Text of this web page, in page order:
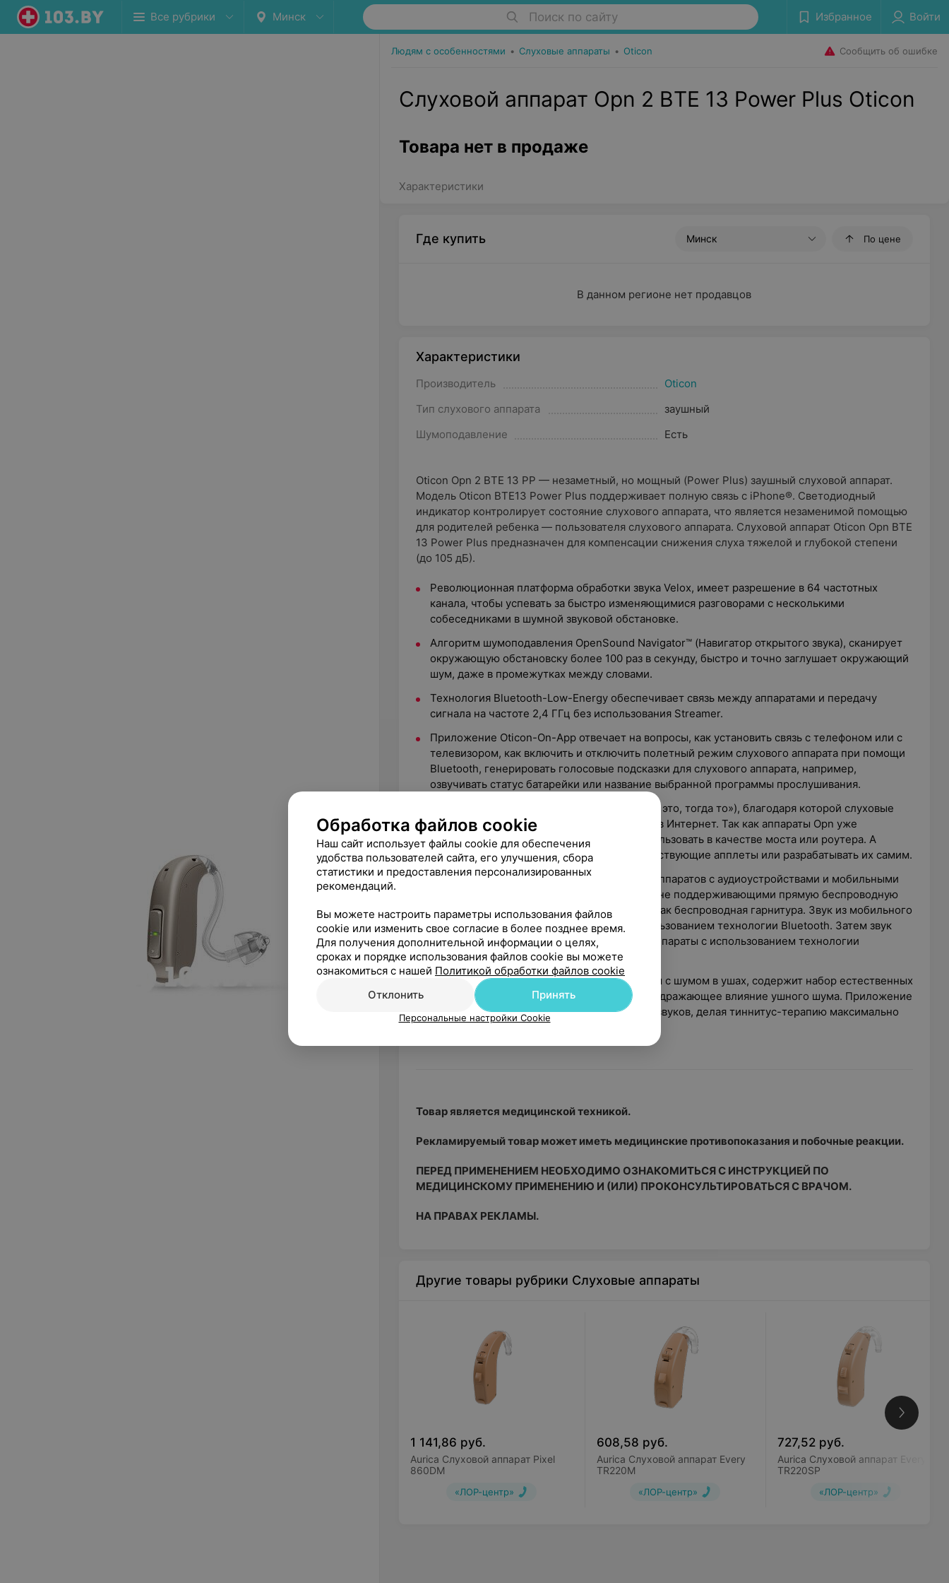
Все рубрики Минск Поиск по сайту Избранное Войти
Людям с особенностями • Слуховые аппараты • Oticon Сообщить об ошибке
Слуховой аппарат Opn 2 BTE 13 Power Plus Oticon
Товара нет в продаже
Характеристики
Где купить Минск По цене
В данном регионе нет продавцов
Характеристики
Производитель
Oticon
Тип слухового аппарата
заушный
Шумоподавление
Есть
Oticon Opn 2 BTE 13 PP — незаметный, но мощный (Power Plus) заушный слуховой аппарат.
Модель Oticon BTE13 Power Plus поддерживает полную связь с iPhone®. Светодиодный
индикатор контролирует состояние слухового аппарата, что является незаменимой помощью
для родителей ребенка — пользователя слухового аппарата. Слуховой аппарат Oticon Opn BTE
13 Power Plus предназначен для компенсации снижения слуха тяжелой и глубокой степени
(до 105 дБ).
Революционная платформа обработки звука Velox, имеет разрешение в 64 частотных
канала, чтобы успевать за быстро изменяющимися разговорами с несколькими
собеседниками в шумной звуковой обстановке.
Алгоритм шумоподавления OpenSound Navigator™ (Навигатор открытого звука), сканирует
окружающую обстановску более 100 раз в секунду, быстро и точно заглушает окружающий
шум, даже в промежутках между словами.
Технология Bluetooth-Low-Energy обеспечивает связь между аппаратами и передачу
сигнала на частоте 2,4 ГГц без использования Streamer.
Приложение Oticon-On-App отвечает на вопросы, как установить связь с телефоном или с
телевизором, как включить и отключить полетный режим слухового аппарата при помощи
Bluetooth, генерировать голосовые подсказки для слухового аппарата, например,
озвучивать статус батарейки или название выбранной программы прослушивания.
Платформа IFTTТ — If This Then That («Если это, тогда то»), благодаря которой слуховые
аппараты получили возможность выходить в Интернет. Так как аппараты Opn уже
соединены со смартфоном, его можно использовать в качестве моста или роутера. А
посредством IFTTТ можно применять существующие апплеты или разрабатывать их самим.
ConnectClip обеспечивает связь слуховых аппаратов с аудиоустройствами и мобильными
телефонами, выпущенными с 2010 года, но не поддерживающими прямую беспроводную
связь. Слуховые аппараты функционируют как беспроводная гарнитура. Звук из мобильного
телефона передается в ConnectClip с использованием технологии Bluetooth. Затем звук
передается непосредственно в слуховые аппараты с использованием технологии
Bluetooth-Low-Energy на частоте 2,4 ГГц.
TinnitusSoundSupport — технология борьбы с шумом в ушах, содержит набор естественных
звуков, помогающих свести к минимуму раздражающее влияние ушного шума. Приложение
Oticon ON помогает управлять громкостью звуков, делая тиннитус-терапию максимально
комфортной для пользователя.
Товар является медицинской техникой.
Рекламируемый товар может иметь медицинские противопоказания и побочные реакции.
ПЕРЕД ПРИМЕНЕНИЕМ НЕОБХОДИМО ОЗНАКОМИТЬСЯ С ИНСТРУКЦИЕЙ ПО
МЕДИЦИНСКОМУ ПРИМЕНЕНИЮ И (ИЛИ) ПРОКОНСУЛЬТИРОВАТЬСЯ С ВРАЧОМ.
НА ПРАВАХ РЕКЛАМЫ.
Другие товары рубрики Слуховые аппараты
1 141,86 руб.
Aurica Слуховой аппарат Pixel
860DM
«ЛОР-центр»
608,58 руб.
Aurica Слуховой аппарат Every
TR220M
«ЛОР-центр»
727,52 руб.
Aurica Слуховой аппарат Every
TR220SP
«ЛОР-центр»
Обработка файлов cookie
Наш сайт использует файлы cookie для обеспечения
удобства пользователей сайта, его улучшения, сбора
статистики и предоставления персонализированных
рекомендаций.
Вы можете настроить параметры использования файлов
cookie или изменить свое согласие в более позднее время.
Для получения дополнительной информации о целях,
сроках и порядке использования файлов cookie вы можете
ознакомиться с нашей Политикой обработки файлов cookie
Отклонить
Принять
Персональные настройки Cookie